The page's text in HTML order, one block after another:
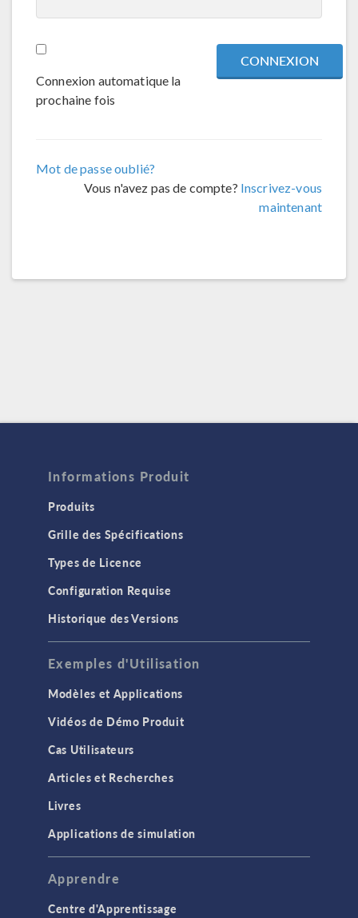
Connexion automatique la
prochaine fois
Mot de passe oublié?
Vous n'avez pas de compte? Inscrivez-vous
maintenant
Informations Produit
Produits
Grille des Spécifications
Types de Licence
Configuration Requise
Historique des Versions
Exemples d'Utilisation
Modèles et Applications
Vidéos de Démo Produit
Cas Utilisateurs
Articles et Recherches
Livres
Applications de simulation
Apprendre
Centre d'Apprentissage